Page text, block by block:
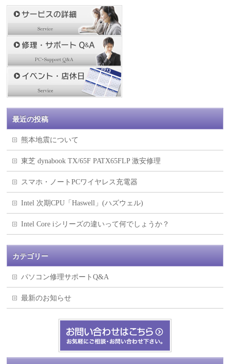
最近の投稿
熊本地震について
東芝 dynabook TX/65F PATX65FLP 激安修理
スマホ・ノートPCワイヤレス充電器
Intel 次期CPU「Haswell」(ハズウェル)
Intel Core iシリーズの違いって何でしょうか？
カテゴリー
パソコン修理サポートQ&A
最新のお知らせ